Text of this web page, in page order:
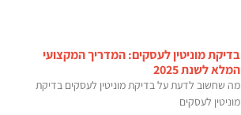
בדיקת מוניטין לעסקים: המדריך המקצועי
המלא לשנת 2025
מה שחשוב לדעת על בדיקת מוניטין לעסקים בדיקת
מוניטין לעסקים